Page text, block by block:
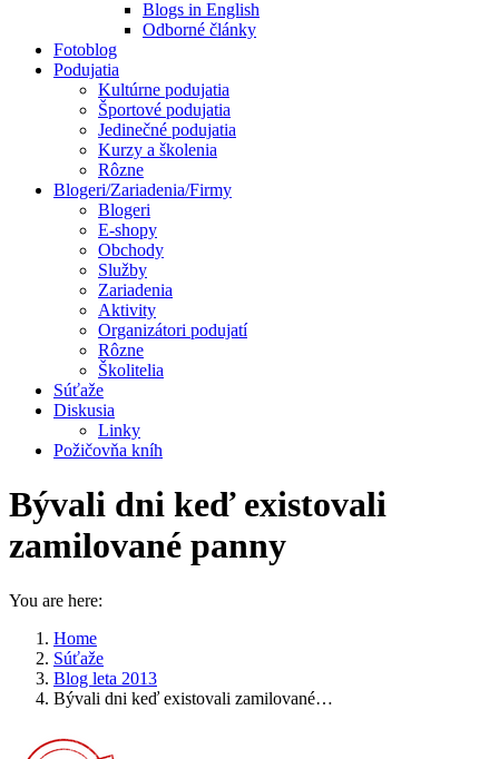
Blogs in English
Odborné články
Fotoblog
Podujatia
Kultúrne podujatia
Športové podujatia
Jedinečné podujatia
Kurzy a školenia
Rôzne
Blogeri/Zariadenia/Firmy
Blogeri
E-shopy
Obchody
Služby
Zariadenia
Aktivity
Organizátori podujatí
Rôzne
Školitelia
Súťaže
Diskusia
Linky
Požičovňa kníh
Bývali dni keď existovali
zamilované panny
You are here:
Home
Súťaže
Blog leta 2013
Bývali dni keď existovali zamilované…